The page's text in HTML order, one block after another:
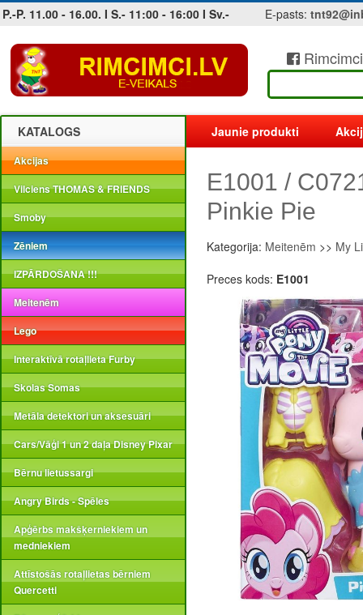
P.-P. 11.00 - 16.00. I S.- 11:00 - 16:00 I Sv.- E-pasts:
Jobs at sea and maritime vacancies
KATALOGS
Akcijas
Vilciens THOMAS & FRIENDS
Smoby
Zēniem
IZPĀRDOŠANA !!!
Meitenēm
Lego
Interaktīvā rotaļlieta Furby
Skolas Somas
Metāla detektori un aksesuāri
Cars/Vāģi 1 un 2 daļa Disney Pixar
Bērnu lietussargi
Angry Birds - Spēles
Apģērbs makšķerniekiem un
medniekiem
Attīstošās rotaļlietas bērniem
Quercetti
Jaunie produkti
E1001 /
Pinkie Pie
Kategorija: Meitenēm >> My
Preces kods: E1001